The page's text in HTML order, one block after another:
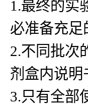
1.最终的实
必准备充足
2.不同批次
剂盒内说明
3.只有全部